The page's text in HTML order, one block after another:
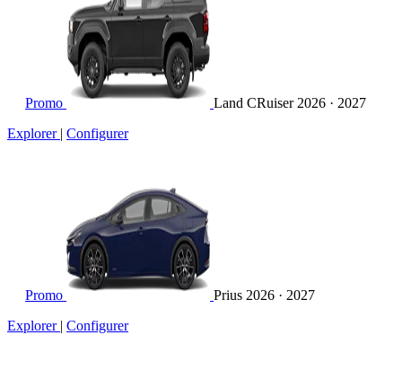
Promo Land CRuiser 2026 · 2027
Explorer | Configurer
Promo Prius 2026 · 2027
Explorer | Configurer